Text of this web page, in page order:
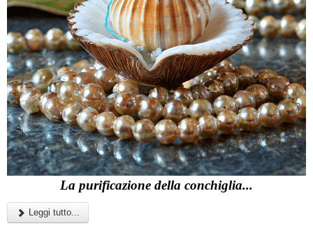
La purificazione della conchiglia...
Leggi tutto...